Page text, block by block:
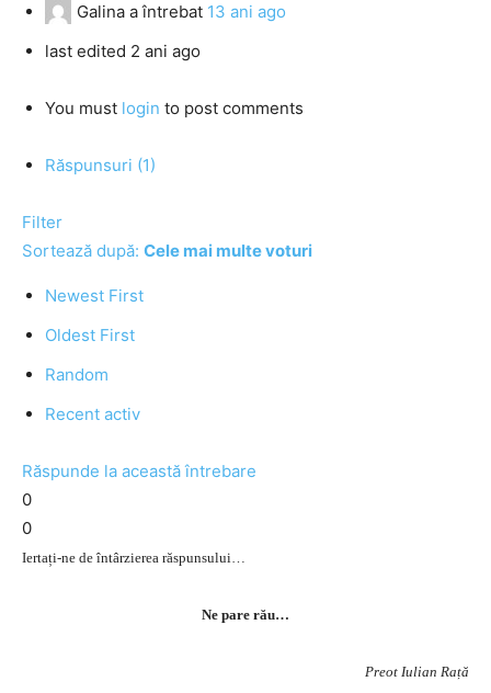
Galina a întrebat 13 ani ago
last edited 2 ani ago
You must login to post comments
Răspunsuri (1)
Filter
Sortează după: Cele mai multe voturi
Newest First
Oldest First
Random
Recent activ
Răspunde la această întrebare
0
0
Iertați-ne de întârzierea răspunsului…
Ne pare rău…
Preot Iulian Rață